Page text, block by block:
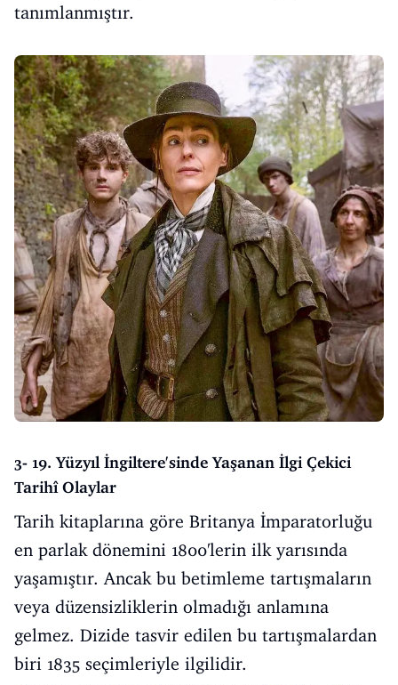
tanımlanmıştır.
3- 19. Yüzyıl İngiltere'sinde Yaşanan İlgi Çekici
Tarihî Olaylar
Tarih kitaplarına göre Britanya İmparatorluğu
en parlak dönemini 1800'lerin ilk yarısında
yaşamıştır. Ancak bu betimleme tartışmaların
veya düzensizliklerin olmadığı anlamına
gelmez. Dizide tasvir edilen bu tartışmalardan
biri 1835 seçimleriyle ilgilidir.